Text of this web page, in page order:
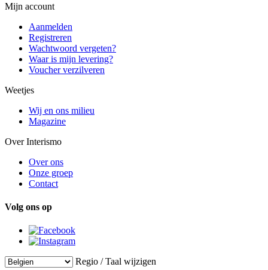
Mijn account
Aanmelden
Registreren
Wachtwoord vergeten?
Waar is mijn levering?
Voucher verzilveren
Weetjes
Wij en ons milieu
Magazine
Over Interismo
Over ons
Onze groep
Contact
Volg ons op
Regio / Taal wijzigen